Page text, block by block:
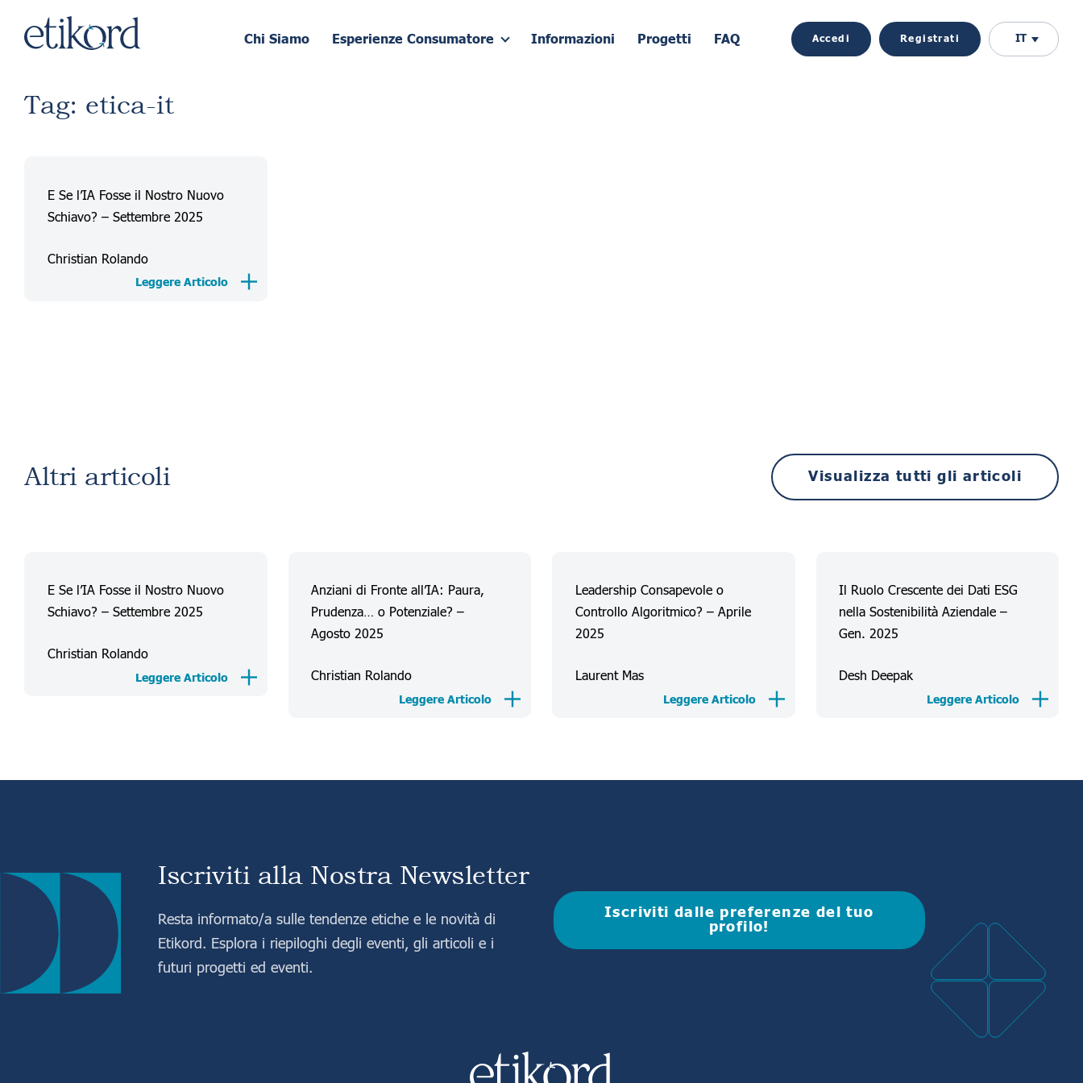
Chi Siamo Esperienze Consumatore Informazioni Progetti FAQ Accedi Registrati IT
Tag: etica-it
E Se l’IA Fosse il Nostro Nuovo
Schiavo? – Settembre 2025
Christian Rolando
Leggere Articolo
Altri articoli Visualizza tutti gli articoli
E Se l’IA Fosse il Nostro Nuovo
Schiavo? – Settembre 2025
Christian Rolando
Leggere Articolo
Anziani di Fronte all’IA: Paura,
Prudenza… o Potenziale? –
Agosto 2025
Christian Rolando
Leggere Articolo
Leadership Consapevole o
Controllo Algoritmico? – Aprile
2025
Laurent Mas
Leggere Articolo
Il Ruolo Crescente dei Dati ESG
nella Sostenibilità Aziendale –
Gen. 2025
Desh Deepak
Leggere Articolo
Iscriviti alla Nostra Newsletter
Resta informato/a sulle tendenze etiche e le novità di
Etikord. Esplora i riepiloghi degli eventi, gli articoli e i
futuri progetti ed eventi.
Iscriviti dalle preferenze del tuo
profilo!